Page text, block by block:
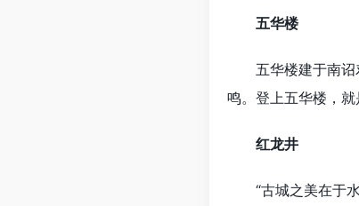
五华楼
五华楼建于南诏劝
鸣。登上五华楼，
红龙井
“古城之美在于水